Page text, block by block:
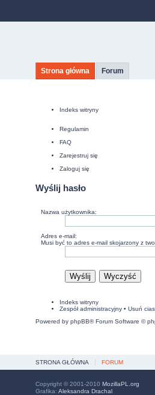
Strona główna Forum
Indeks witryny
Regulamin
FAQ
Zarejestruj się
Zaloguj się
Wyślij hasło
Nazwa użytkownika:
Adres e-mail:
Musi być to adres e-mail skojarzony z
Indeks witryny
Zespół administracyjny• Usuń
Powered by phpBB® Forum Software ©
STRONA GŁÓWNA FORUM
Copyright © 2001-2010 MozillaPL.org
Grafika: Aleksandra Drachal